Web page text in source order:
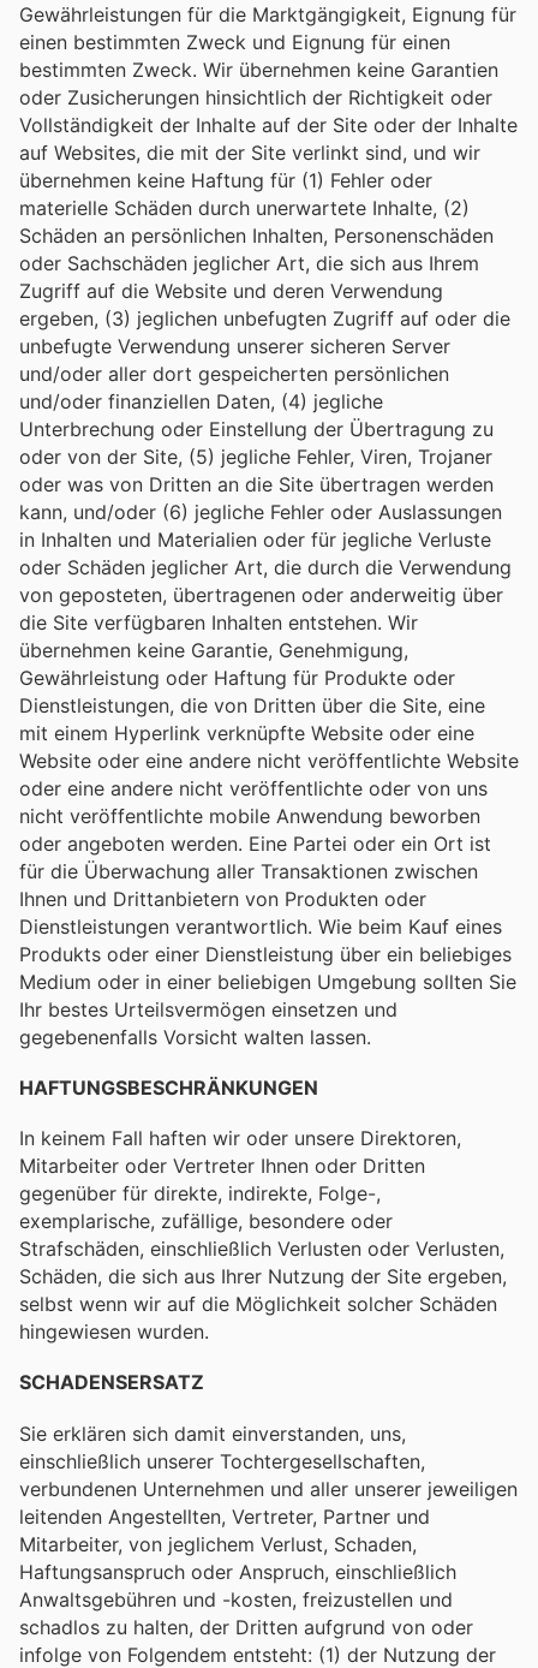
Gewährleistungen für die Marktgängigkeit, Eignung für
einen bestimmten Zweck und Eignung für einen
bestimmten Zweck. Wir übernehmen keine Garantien
oder Zusicherungen hinsichtlich der Richtigkeit oder
Vollständigkeit der Inhalte auf der Site oder der Inhalte
auf Websites, die mit der Site verlinkt sind, und wir
übernehmen keine Haftung für (1) Fehler oder
materielle Schäden durch unerwartete Inhalte, (2)
Schäden an persönlichen Inhalten, Personenschäden
oder Sachschäden jeglicher Art, die sich aus Ihrem
Zugriff auf die Website und deren Verwendung
ergeben, (3) jeglichen unbefugten Zugriff auf oder die
unbefugte Verwendung unserer sicheren Server
und/oder aller dort gespeicherten persönlichen
und/oder finanziellen Daten, (4) jegliche
Unterbrechung oder Einstellung der Übertragung zu
oder von der Site, (5) jegliche Fehler, Viren, Trojaner
oder was von Dritten an die Site übertragen werden
kann, und/oder (6) jegliche Fehler oder Auslassungen
in Inhalten und Materialien oder für jegliche Verluste
oder Schäden jeglicher Art, die durch die Verwendung
von geposteten, übertragenen oder anderweitig über
die Site verfügbaren Inhalten entstehen. Wir
übernehmen keine Garantie, Genehmigung,
Gewährleistung oder Haftung für Produkte oder
Dienstleistungen, die von Dritten über die Site, eine
mit einem Hyperlink verknüpfte Website oder eine
Website oder eine andere nicht veröffentlichte Website
oder eine andere nicht veröffentlichte oder von uns
nicht veröffentlichte mobile Anwendung beworben
oder angeboten werden. Eine Partei oder ein Ort ist
für die Überwachung aller Transaktionen zwischen
Ihnen und Drittanbietern von Produkten oder
Dienstleistungen verantwortlich. Wie beim Kauf eines
Produkts oder einer Dienstleistung über ein beliebiges
Medium oder in einer beliebigen Umgebung sollten Sie
Ihr bestes Urteilsvermögen einsetzen und
gegebenenfalls Vorsicht walten lassen.
HAFTUNGSBESCHRÄNKUNGEN
In keinem Fall haften wir oder unsere Direktoren,
Mitarbeiter oder Vertreter Ihnen oder Dritten
gegenüber für direkte, indirekte, Folge-,
exemplarische, zufällige, besondere oder
Strafschäden, einschließlich Verlusten oder Verlusten,
Schäden, die sich aus Ihrer Nutzung der Site ergeben,
selbst wenn wir auf die Möglichkeit solcher Schäden
hingewiesen wurden.
SCHADENSERSATZ
Sie erklären sich damit einverstanden, uns,
einschließlich unserer Tochtergesellschaften,
verbundenen Unternehmen und aller unserer jeweiligen
leitenden Angestellten, Vertreter, Partner und
Mitarbeiter, von jeglichem Verlust, Schaden,
Haftungsanspruch oder Anspruch, einschließlich
Anwaltsgebühren und -kosten, freizustellen und
schadlos zu halten, der Dritten aufgrund von oder
infolge von Folgendem entsteht: (1) der Nutzung der